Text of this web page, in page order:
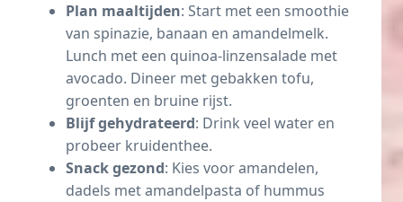
Plan maaltijden: Start met een smoothie
van spinazie, banaan en amandelmelk.
Lunch met een quinoa-linzensalade met
avocado. Dineer met gebakken tofu,
groenten en bruine rijst.
Blijf gehydrateerd: Drink veel water en
probeer kruidenthee.
Snack gezond: Kies voor amandelen,
dadels met amandelpasta of hummus